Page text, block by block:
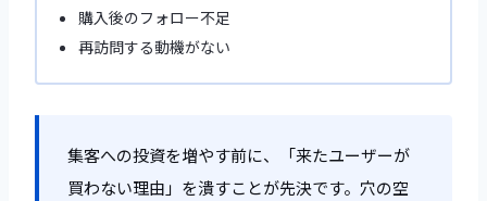
購入後のフォロー不足
再訪問する動機がない
集客への投資を増やす前に、「来たユーザーが
買わない理由」を潰すことが先決です。穴の空